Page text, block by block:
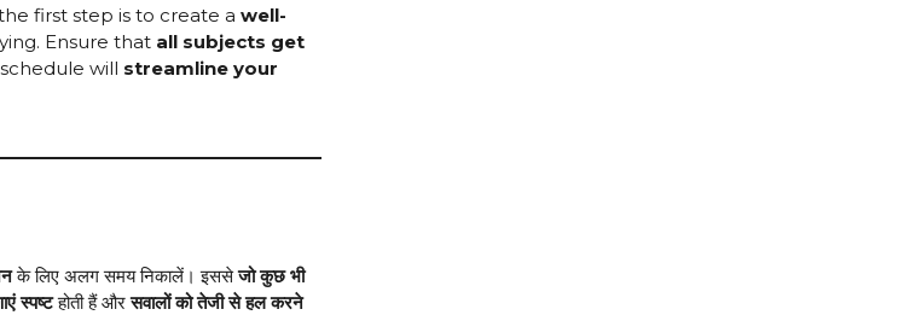
first step is to create a well-
Ensure that all subjects get
will streamline your
के लिए अलग समय निकालें। इससेजो कुछ भी
स्पष्टहोती हैं औरसवालों को तेजी से हल करने